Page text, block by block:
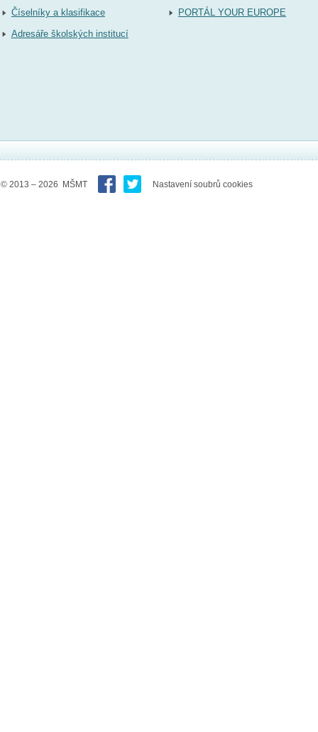
Číselníky a klasifikace
Adresáře školských institucí
PORTÁL YOUR EUROPE
© 2013 – 2026 MŠMT Nastavení soubrů cookies